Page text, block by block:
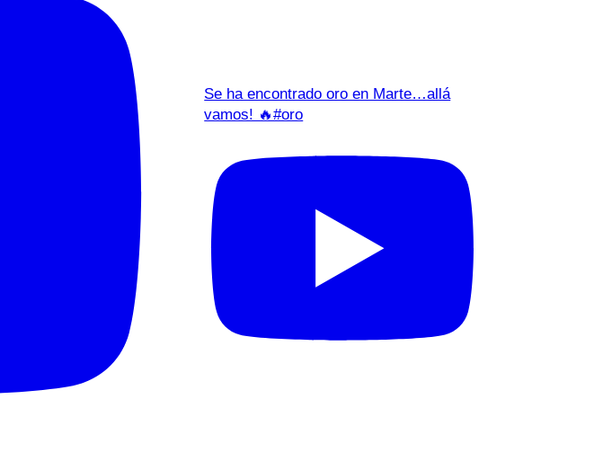
Se ha encontrado oro en Marte…allá
vamos! 🔥#oro